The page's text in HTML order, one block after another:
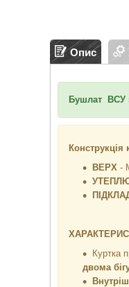
Опис
Бушлат ВСУ
Конструкція
ВЕРХ -
Куртка
двома